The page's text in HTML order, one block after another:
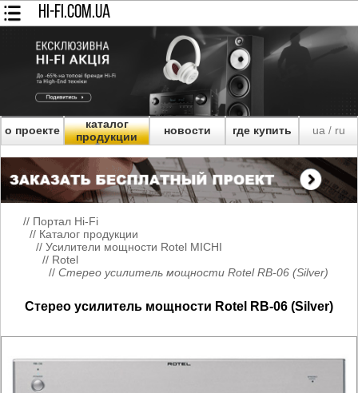
HI-FI.COM.UA
о проекте
каталог
продукции
новости где купить ua/ ru
// Портал Hi-Fi
// Каталог продукции
// Усилители мощности Rotel MICHI
// Rotel
// Стерео усилитель мощности Rotel RB-06 (Silver)
Стерео усилитель мощности Rotel RB-06 (Silver)